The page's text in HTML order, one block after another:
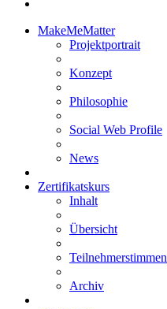
MakeMeMatter
Projektportrait
Konzept
Philosophie
Social Web Profile
News
Zertifikatskurs
Inhalt
Übersicht
Teilnehmerstimmen
Archiv